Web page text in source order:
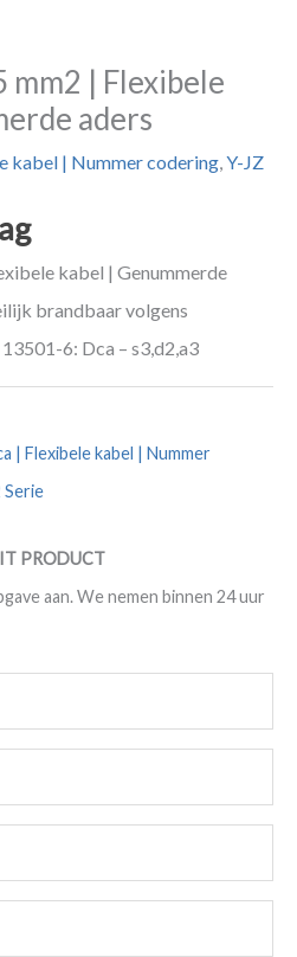
mm2 | Flexibele
aders
kabel | Nummer codering,Y-JZ
kabel | Genummerde
brandbaar volgens
6: Dca – s3,d2,a3
| Flexibele kabel | Nummer
Serie
PRODUCT
aan. We nemen binnen 24 uur